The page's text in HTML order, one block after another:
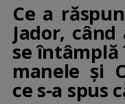
Ce a
Jador,
se
manele și
ce s-a spus